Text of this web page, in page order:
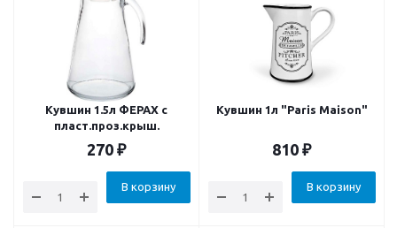
Кувшин 1.5л ФЕРАХ с
пласт.проз.крыш.
270 ₽
В корзину
Кувшин 1л "Paris Maison"
810 ₽
В корзину